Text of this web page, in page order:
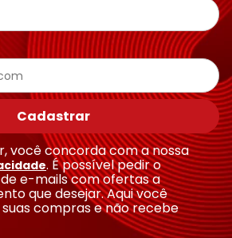
Cadastrar
você concorda com a nossa
. É possível pedir o
e-mails com ofertas a
que desejar. Aqui você
compras e não recebe